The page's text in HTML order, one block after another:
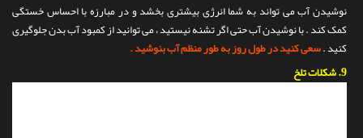
نوشیدن آب می تواند به شما انرژی بیشتری بخشد و در مبارزه با احساس خستگی
کمک کند . با نوشیدن آب حتی اگر تشنه نیستید ، می توانید از کمبود آب بدن جلوگیری
کنید .سعی کنید در طول روز به طور منظم آب بنوشید .
9. شکلات تلخ